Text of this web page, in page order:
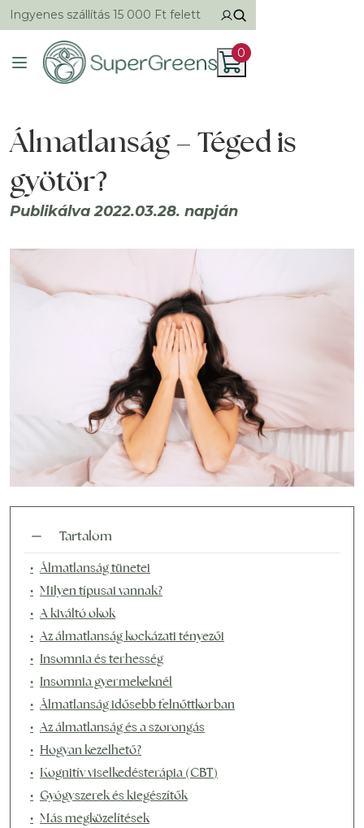
Ingyenes szállítás 15 000 Ft felett
0
Álmatlanság – Téged is
gyötör?
Publikálva 2022.03.28. napján
Tartalom
Álmatlanság tünetei
Milyen típusai vannak?
A kiváltó okok
Az álmatlanság kockázati tényezői
Insomnia és terhesség
Insomnia gyermekeknél
Álmatlanság idősebb felnőttkorban
Az álmatlanság és a szorongás
Hogyan kezelhető?
Kognitív viselkedésterápia (CBT)
Gyógyszerek és kiegészítők
Más megközelítések